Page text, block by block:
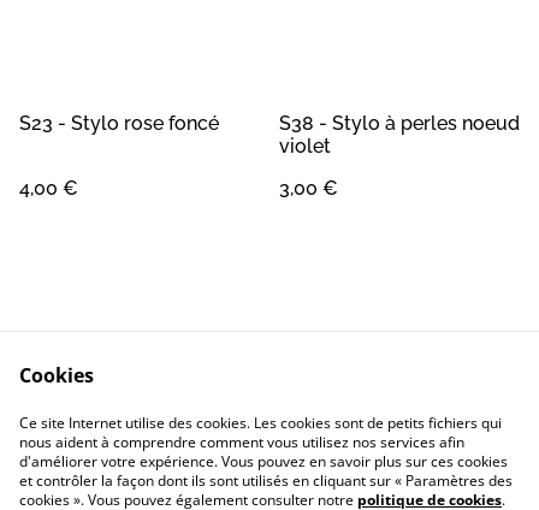
S23 - Stylo rose foncé
4,00 €
S38 - Stylo à perles noeud
violet
3,00 €
Contact
Conditions Générales
Confidentialité
Cookie
Cookies
Ce site Internet utilise des cookies. Les cookies sont de petits fichiers qui
nous aident à comprendre comment vous utilisez nos services afin
d'améliorer votre expérience. Vous pouvez en savoir plus sur ces cookies
et contrôler la façon dont ils sont utilisés en cliquant sur « Paramètres des
cookies ». Vous pouvez également consulter notre politique de cookies.